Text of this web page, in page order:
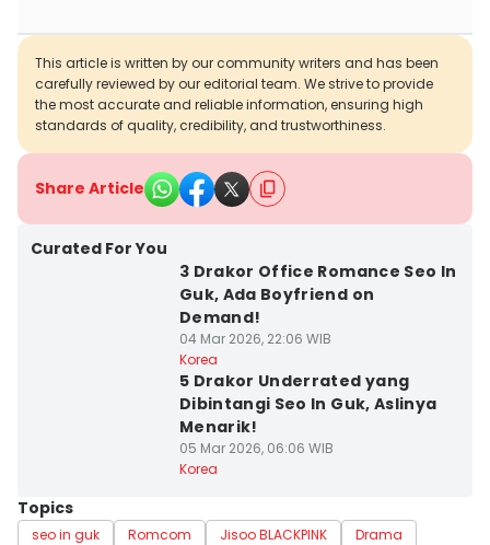
This article is written by our community writers and has been
carefully reviewed by our editorial team. We strive to provide
the most accurate and reliable information, ensuring high
standards of quality, credibility, and trustworthiness.
Share Article
Curated For You
3 Drakor Office Romance Seo In
Guk, Ada Boyfriend on
Demand!
04 Mar 2026, 22:06 WIB
Korea
5 Drakor Underrated yang
Dibintangi Seo In Guk, Aslinya
Menarik!
05 Mar 2026, 06:06 WIB
Korea
Topics
seo in guk Romcom Jisoo BLACKPINK
Drama